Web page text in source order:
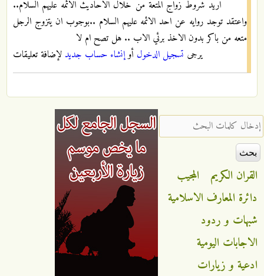
اريد شروط زواج المتعة من خلال الاحاديث الائمه عليهم السلام..
واعتقد توجد روايه عن احد الائمه عليهم السلام ..بوجوب ان يتزوج الرجل
متعه من باكر بدون الاخذ برئي الاب .. هل تصح ام لا
يرجى تسجيل الدخول أوإنشاء حساب جديد لإضافة تعليقات
‏إدخال كلمات البحث ‏
القران الكريم
المجيب
دائرة المعارف الاسلامية
شبهات و ردود
الاجابات اليومية
ادعية و زيارات